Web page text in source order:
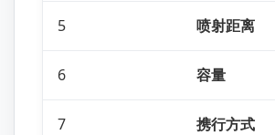
5 喷射距离
6 容量
7 携行方式